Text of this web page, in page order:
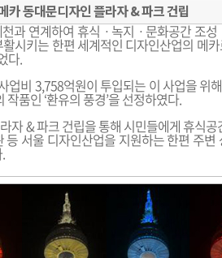
카 동대문디자인 플라자 & 파크 건립
과 연계하여 휴식ㆍ녹지ㆍ문화공간 조
시키는 한편 세계적인 디자인산업의 메
다.
업비 3,758억원이 투입되는 이 사업을 위
품인 ‘환유의 풍경’을 선정하였다.
자 & 파크 건립을 통해 시민들에게 휴식
등 서울 디자인산업을 지원하는 한편 주